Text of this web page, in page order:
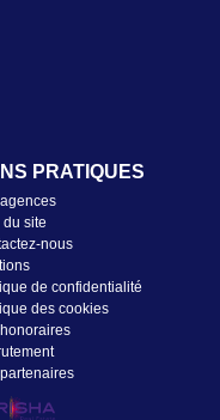
PRATIQUES
du site
nous
de confidentialité
des cookies